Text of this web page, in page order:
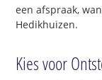
een afspraak,
Hedikhuizen.
Kies voor